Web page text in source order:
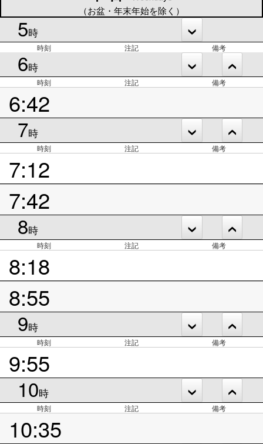
（お盆・年末年始を除く）
5時
時刻 注記 備考
6時
時刻 注記 備考
6:42
7時
時刻 注記 備考
7:12
7:42
8時
時刻 注記 備考
8:18
8:55
9時
時刻 注記 備考
9:55
10時
時刻 注記 備考
10:35